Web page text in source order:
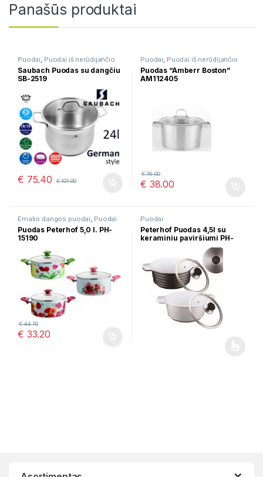
Panašūs produktai
Puodai, Puodai iš nerūdijančio
plieno
Saubach Puodas su dangčiu
SB-2519
€ 75.40 €101.00
Puodai, Puodai iš nerūdijančio
plieno
Puodas “Amberr Boston”
AM112405
€ 38.00
€76.00
Emalio dangos puodai Puodai
Puodas Peterhof 5,0 l. PH-
15190
€ 33.20
€44.70
Puodai
Peterhof Puodas 4,5l su
keraminiu paviršiumi PH-